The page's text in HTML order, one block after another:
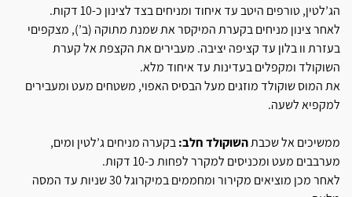
הג’לטין, טורפים היטב עד איחוד ומניחים בצד לצינון כ-10 דקות.
לאחר צינון מניחים בקערת המיקסר את שמנת מתוקה (ב’), מצקפיםי
בעזרת וו בלון עד קציפה יציבה. מעבירים את הקצפת אל קערת
השוקולד ומקפלים בעדינות עד איחוד מלא.
את המוס שוקולד מוזגים מעל הבסיס האפוי, משטחים מעט ומעבירים
למקפיא לשעה.
ממשיכים אל שכבתהשוקולד חלב: בקערה מניחים ג’לטין ומים,
מערבבים מעט ומכניסים למקרר לפחות כ-10 דקות.
לאחר מכן מוציאים מקירור ומחממים במיקרוגל 30 שניות עד המסה